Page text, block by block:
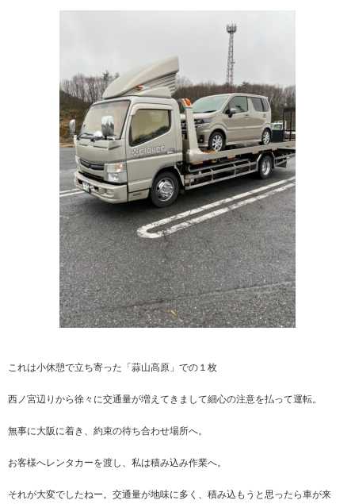
これは小休憩で立ち寄った「蒜山高原」での１枚
西ノ宮辺りから徐々に交通量が増えてきまして細心の注意を払って運転。
無事に大阪に着き、約束の待ち合わせ場所へ。
お客様へレンタカーを渡し、私は積み込み作業へ。
それが大変でしたねー。交通量が地味に多く、積み込もうと思ったら車が来